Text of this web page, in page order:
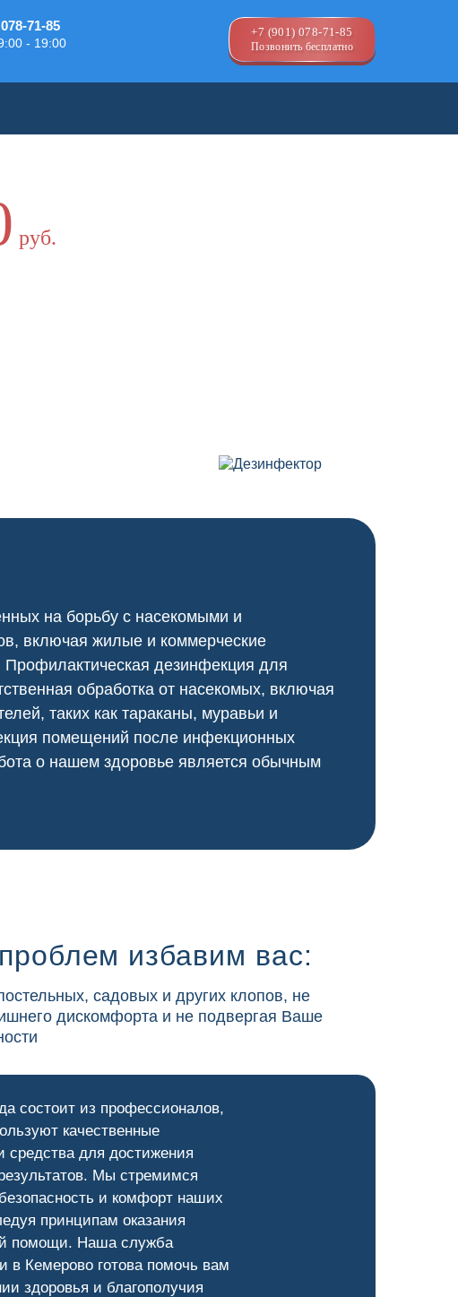
71-85
- 19:00
+7 (901) 078-71-85
Позвонить бесплатно
руб.
на борьбу с насекомыми и
включая жилые и коммерческие
дезинфекция для
обработка от насекомых, включая
таких как тараканы, муравьи и
помещений после инфекционных
о нашем здоровье является обычным
избавим вас:
садовых и других клопов, не
дискомфорта и не подвергая Ваше
состоит из профессионалов,
качественные
средства для достижения
Мы стремимся
и комфорт наших
принципам оказания
помощи. Наша служба
в Кемерово готова помочь вам
здоровья и благополучия